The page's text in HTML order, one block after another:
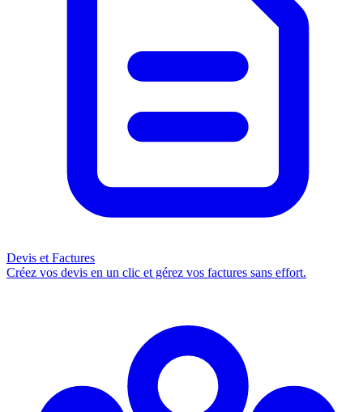
Devis et Factures
Créez vos devis en un clic et gérez vos factures sans effort.